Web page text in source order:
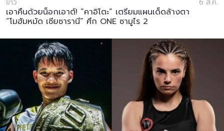
ข่าว 6 ส.ค.
เอาคืนด้วยน็อกเอาต์! “คาอิโตะ” เตรียมแผนเด็ดล้างตา
“โมฮัมหมัด เซียซารานี” ศึก ONE ซามูไร 2